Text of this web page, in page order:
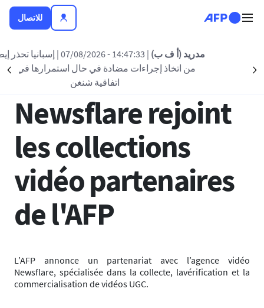
للاتصال
مدريد (أ ف ب)| 14:47:33 - 07/08/2026
| إسبانيا تحذر إيطاليا
من اتخاذ إجراءات مضادة في حال استمرارها في تعليق
اتفاقية شنغن
العودة الى القائمة
Newsflare rejoint
les collections
vidéo partenaires
de l'AFP
L’AFP annonce un partenariat avec l’agence vidéo
Newsflare, spécialisée dans la collecte, lavérification et la
commercialisation de vidéos UGC.